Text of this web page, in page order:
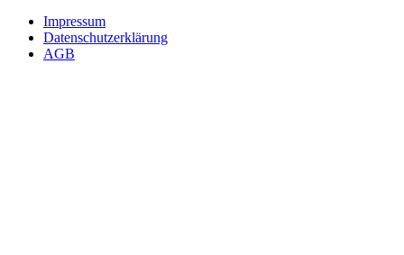
Impressum
Datenschutzerklärung
AGB